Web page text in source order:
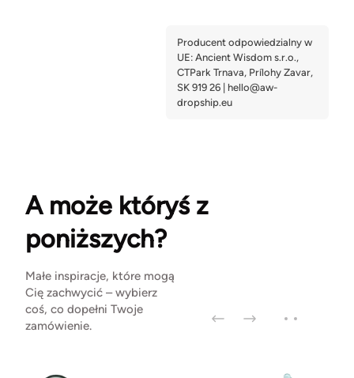
A może któryś z
poniższych?
Małe inspiracje, które mogą
Cię zachwycić – wybierz
coś, co dopełni Twoje
zamówienie.